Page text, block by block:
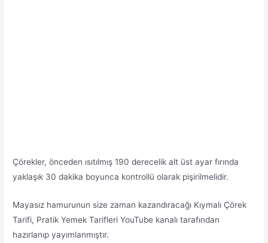
Çörekler, önceden ısıtılmış 190 derecelik alt üst ayar fırında
yaklaşık 30 dakika boyunca kontrollü olarak pişirilmelidir.
Mayasız hamurunun size zaman kazandıracağı Kıymalı Çörek
Tarifi, Pratik Yemek Tarifleri YouTube kanalı tarafından
hazırlanıp yayımlanmıştır.